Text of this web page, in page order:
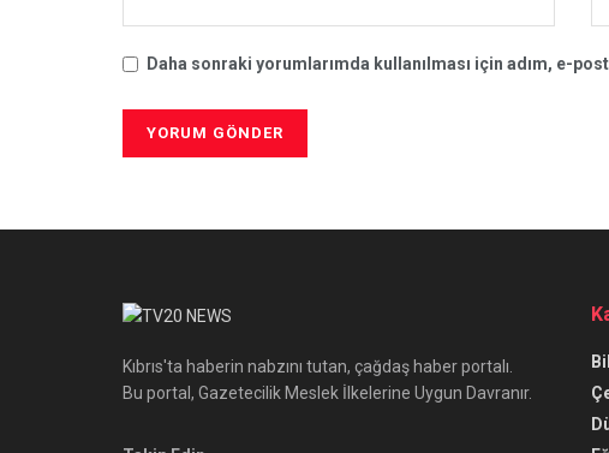
Daha sonraki yorumlarımda kullanılması için adım, e-
Kıbrıs'ta haberin nabzını tutan, çağdaş haber portalı.
Bu portal, Gazetecilik Meslek İlkelerine Uygun Davranır.